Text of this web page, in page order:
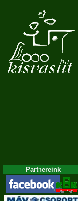
Partnereink